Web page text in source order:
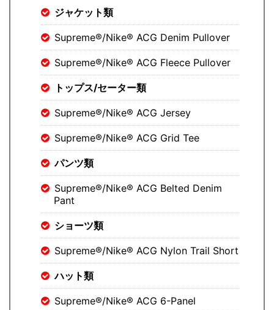
ジャケット類
Supreme®/Nike® ACG Denim Pullover
Supreme®/Nike® ACG Fleece Pullover
トップス/セーター類
Supreme®/Nike® ACG Jersey
Supreme®/Nike® ACG Grid Tee
パンツ類
Supreme®/Nike® ACG Belted Denim
Pant
ショーツ類
Supreme®/Nike® ACG Nylon Trail Short
ハット類
Supreme®/Nike® ACG 6-Panel